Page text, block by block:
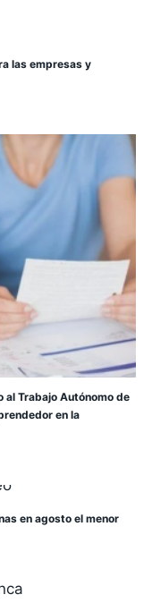
las empresas y
al Trabajo Autónomo de
en la
en agosto el menor